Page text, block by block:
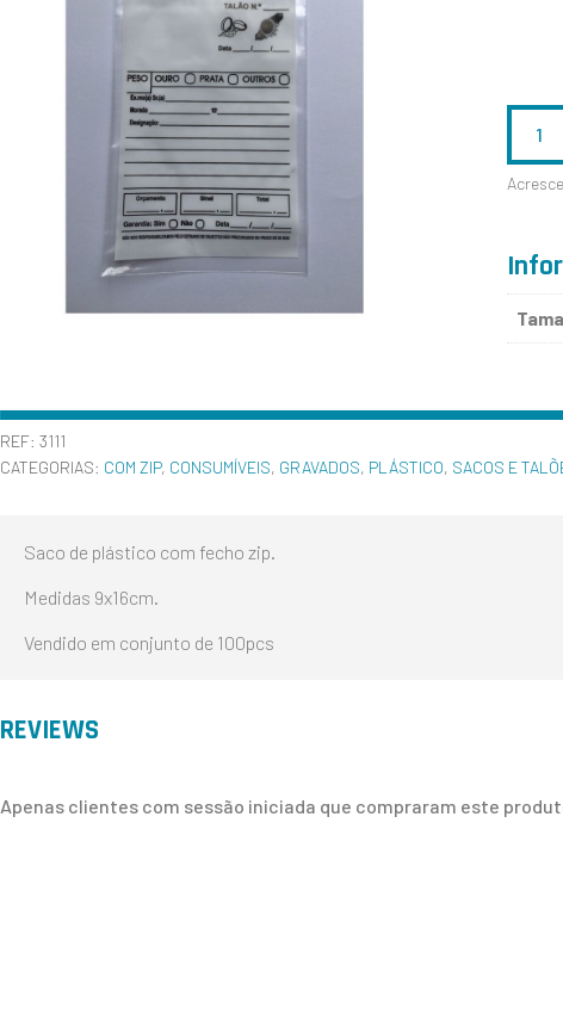
DE
–
REF: 3111
CATEGORIAS: COM ZIP, CONSUMÍVEIS, GRAVADOS, PLÁSTICO, SACOS E
Saco de plástico com fecho zip.
Medidas 9x16cm.
Vendido em conjunto de 100pcs
REVIEWS
Apenas clientes com sessão iniciada que compraram este